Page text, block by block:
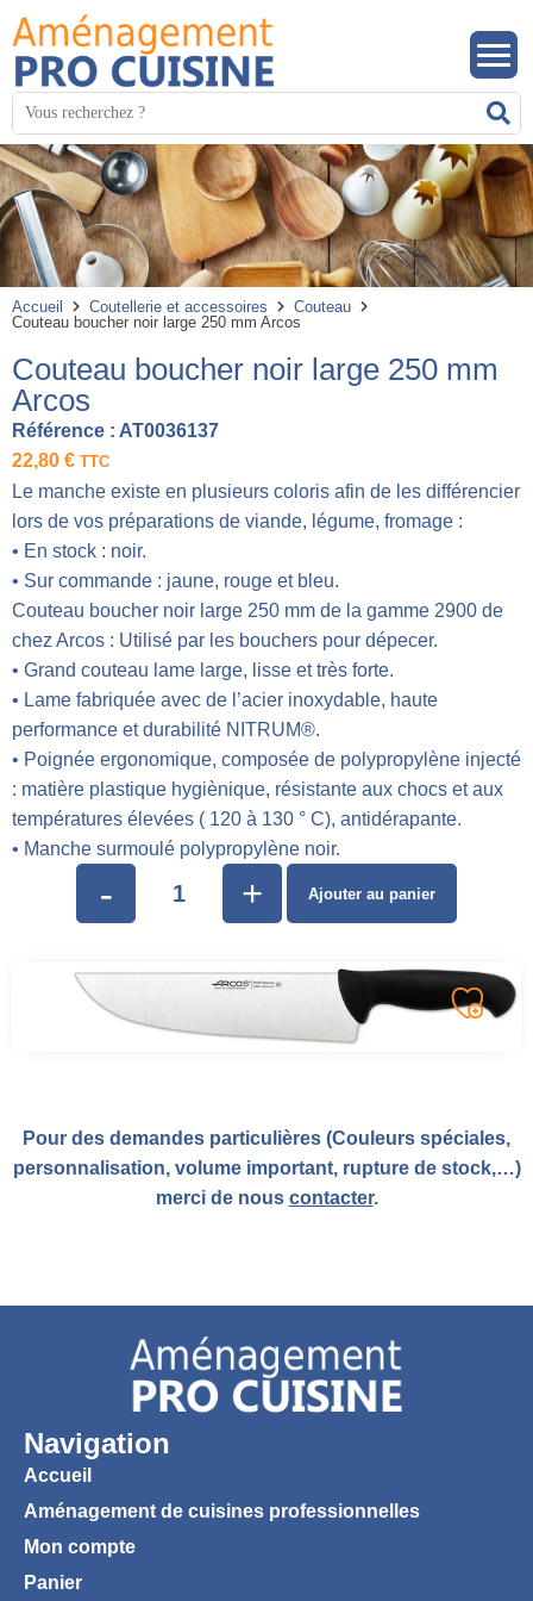
Mots
clés
:
Accueil Coutellerie et accessoires
Couteau
Couteau boucher noir large 250 mm Arcos
Couteau boucher noir large 250 mm
Arcos
Référence : AT0036137
22,80 € TTC
Le manche existe en plusieurs coloris afin de les différencier
lors de vos préparations de viande, légume, fromage :
• En stock : noir.
• Sur commande : jaune, rouge et bleu.
Couteau boucher noir large 250 mm de la gamme 2900 de
chez Arcos : Utilisé par les bouchers pour dépecer.
• Grand couteau lame large, lisse et très forte.
• Lame fabriquée avec de l’acier inoxydable, haute
performance et durabilité NITRUM®.
• Poignée ergonomique, composée de polypropylène injecté
: matière plastique hygiènique, résistante aux chocs et aux
températures élevées ( 120 à 130 ° C), antidérapante.
• Manche surmoulé polypropylène noir.
- + Ajouter au panier
Pour des demandes particulières (Couleurs spéciales,
personnalisation, volume important, rupture de stock,…)
merci de nous contacter.
Navigation
Accueil
Aménagement de cuisines professionnelles
Mon compte
Panier
Panneau de gestion des cookies